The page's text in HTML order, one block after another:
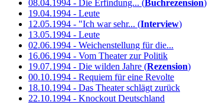
08.04.1994 - Die Erfindung... (Buchrezension)
19.04.1994 - Leute
12.05.1994 - "Ich war sehr... (Interview)
13.05.1994 - Leute
02.06.1994 - Weichenstellung für die...
16.06.1994 - Vom Theater zur Politik
19.07.1994 - Die wilden Jahre (Rezension)
00.10.1994 - Requiem für eine Revolte
18.10.1994 - Das Theater schlägt zurück
22.10.1994 - Knockout Deutschland